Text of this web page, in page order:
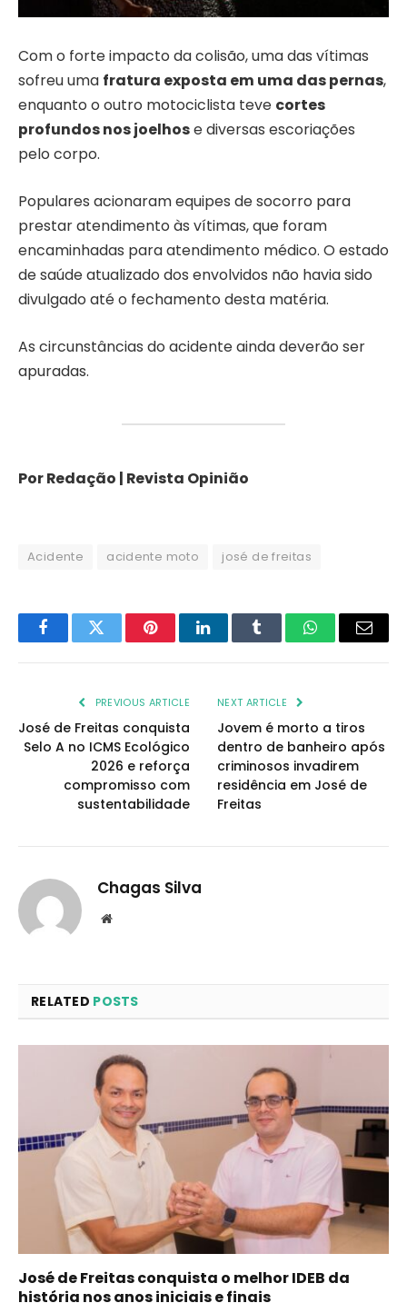
Com o forte impacto da colisão, uma das vítimas
sofreu uma fratura exposta em uma das pernas,
enquanto o outro motociclista teve cortes
profundos nos joelhose diversas escoriações
pelo corpo.
Populares acionaram equipes de socorro para
prestar atendimento às vítimas, que foram
encaminhadas para atendimento médico. O estado
de saúde atualizado dos envolvidos não havia sido
divulgado até o fechamento desta matéria.
As circunstâncias do acidente ainda deverão ser
apuradas.
Por Redação | Revista Opinião
Acidente acidente moto josé de freitas
FacebookTwitter PinterestLinkedInTumblr WhatsAppEmail
PREVIOUS ARTICLE
José de Freitas conquista
Selo A no ICMS Ecológico
2026 e reforça
compromisso com
sustentabilidade
NEXT ARTICLE
Jovem é morto a tiros
dentro de banheiro após
criminosos invadirem
residência em José de
Freitas
Chagas Silva
Website
RELATED POSTS
José de Freitas conquista o melhor IDEB da
história nos anos iniciais e finais